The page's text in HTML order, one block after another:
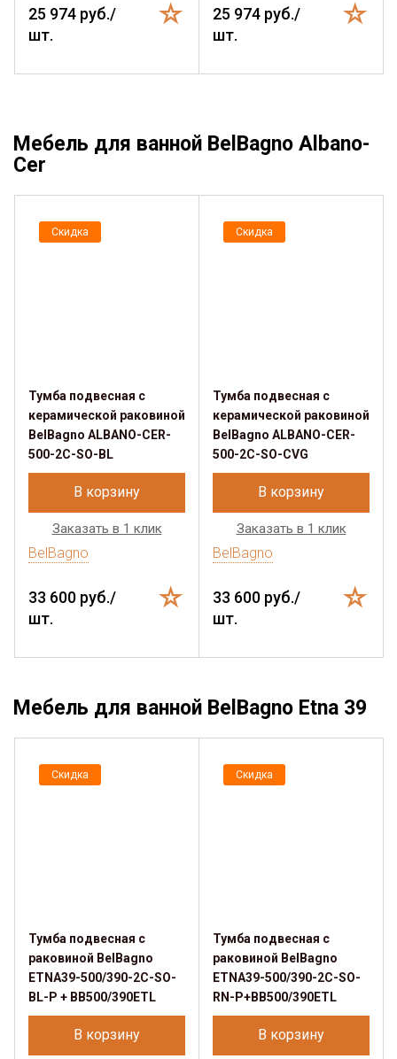
25 974 руб./
шт.
25 974 руб./
шт.
Мебель для ванной BelBagno Albano-
Cer
Скидка
Тумба подвесная с
керамической раковиной
BelBagno ALBANO-CER-
500-2C-SO-BL
В корзину
Заказать в 1 клик
BelBagno
33 600 руб./
шт.
Скидка
Тумба подвесная с
керамической раковиной
BelBagno ALBANO-CER-
500-2C-SO-CVG
В корзину
Заказать в 1 клик
BelBagno
33 600 руб./
шт.
Мебель для ванной BelBagno Etna 39
Скидка
Тумба подвесная с
раковиной BelBagno
ETNA39-500/390-2C-SO-
BL-P + BB500/390ETL
В корзину
Скидка
Тумба подвесная с
раковиной BelBagno
ETNA39-500/390-2C-SO-
RN-P+BB500/390ETL
В корзину